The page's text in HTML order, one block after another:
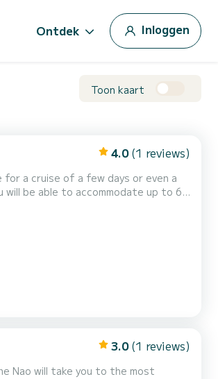
Ontdek Inloggen
Toon kaart
4.0 (1 reviews)
a cruise of a few days or even a
3.0 (1 reviews)
Nao will take you to the most